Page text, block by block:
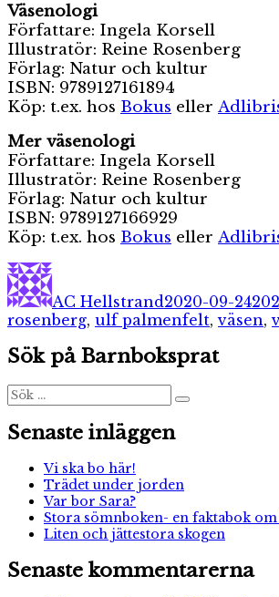
Väsenologi
Författare: Ingela Korsell
Illustratör: Reine Rosenberg
Förlag: Natur och kultur
ISBN: 9789127161894
Köp: t.ex. hos Bokus eller
Mer väsenologi
Författare: Ingela Korsell
Illustratör: Reine Rosenberg
Förlag: Natur och kultur
ISBN: 9789127166929
Köp: t.ex. hos Bokus eller
Författare
AC Hellstrand2020-09-24
rosenberg, ulf palmenfelt,väsen,
Sök på Barnboksprat
Sök
efter:
Sök
Senaste inläggen
Vi ska bo här!
Trädet under jorden
Var bor Sara?
Stora sömnboken- en faktabok
Liten och jättestora skogen
Senaste kommentarerna